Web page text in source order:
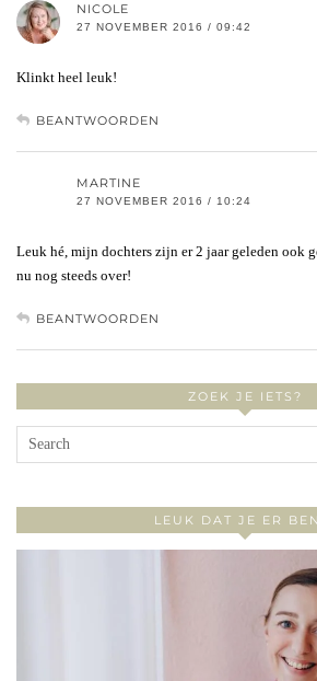
NICOLE
27 NOVEMBER 2016 / 09:42
Klinkt heel leuk!
BEANTWOORDEN
MARTINE
27 NOVEMBER 2016 / 10:24
Leuk hé, mijn dochters zijn er 2 jaar geleden ook
nu nog steeds over!
BEANTWOORDEN
ZOEK JE IETS?
LEUK DAT JE ER